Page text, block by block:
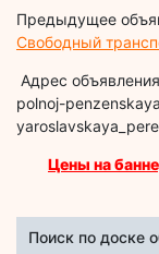
Предыдущее
Свободный
Адрес
polnoj-
Цены на
Поиск по доске